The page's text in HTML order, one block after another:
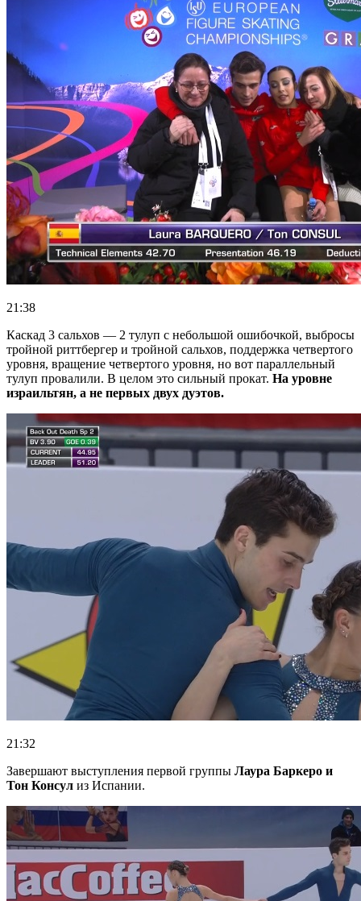
21:38
Каскад 3 сальхов — 2 тулуп с небольшой ошибочкой, выбросы
тройной риттбергер и тройной сальхов, поддержка четвертого
уровня, вращение четвертого уровня, но вот параллельный
тулуп провалили. В целом это сильный прокат. На уровне
израильтян, а не первых двух дуэтов.
21:32
Завершают выступления первой группы Лаура Баркеро и
Тон Консул из Испании.